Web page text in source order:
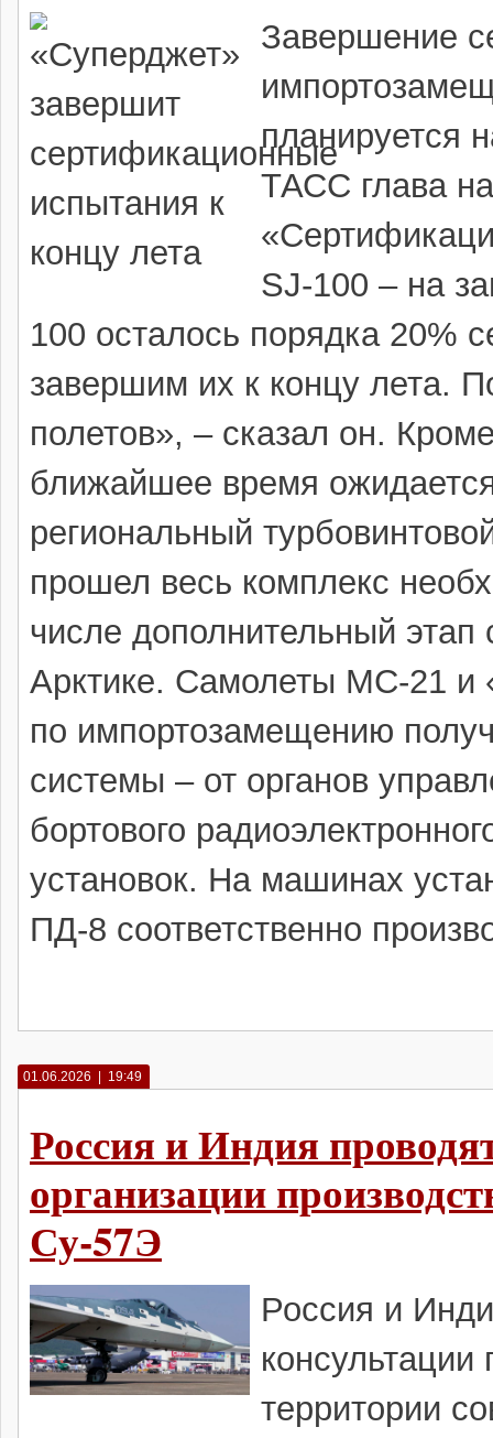
Завершение
планируется
ТАСС глава
SJ-100 – на
100 осталось порядка 20%
завершим их к концу лета.
полетов», – сказал он.
ближайшее время
региональный
прошел весь комплекс
числе дополнительный
Арктике. Самолеты МС-21 и
по импортозамещению
системы – от органов
бортового
установок. На машинах
ПД-8 соответственно
01.06.2026 | 19:49
Россия и Индия
организации
Су-57Э
Россия и
консультации
территории